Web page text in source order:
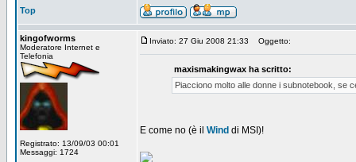
Top
kingofworms
Moderatore Internet e
Telefonia
Registrato: 13/09/03 00:01
Messaggi: 1724
Inviato: 27 Giu 2008 21:33 Oggetto:
maxismakingwax ha scritto:
Piacciono molto alle donne i subnotebook, se
E come no (è il Wind di MSI)!